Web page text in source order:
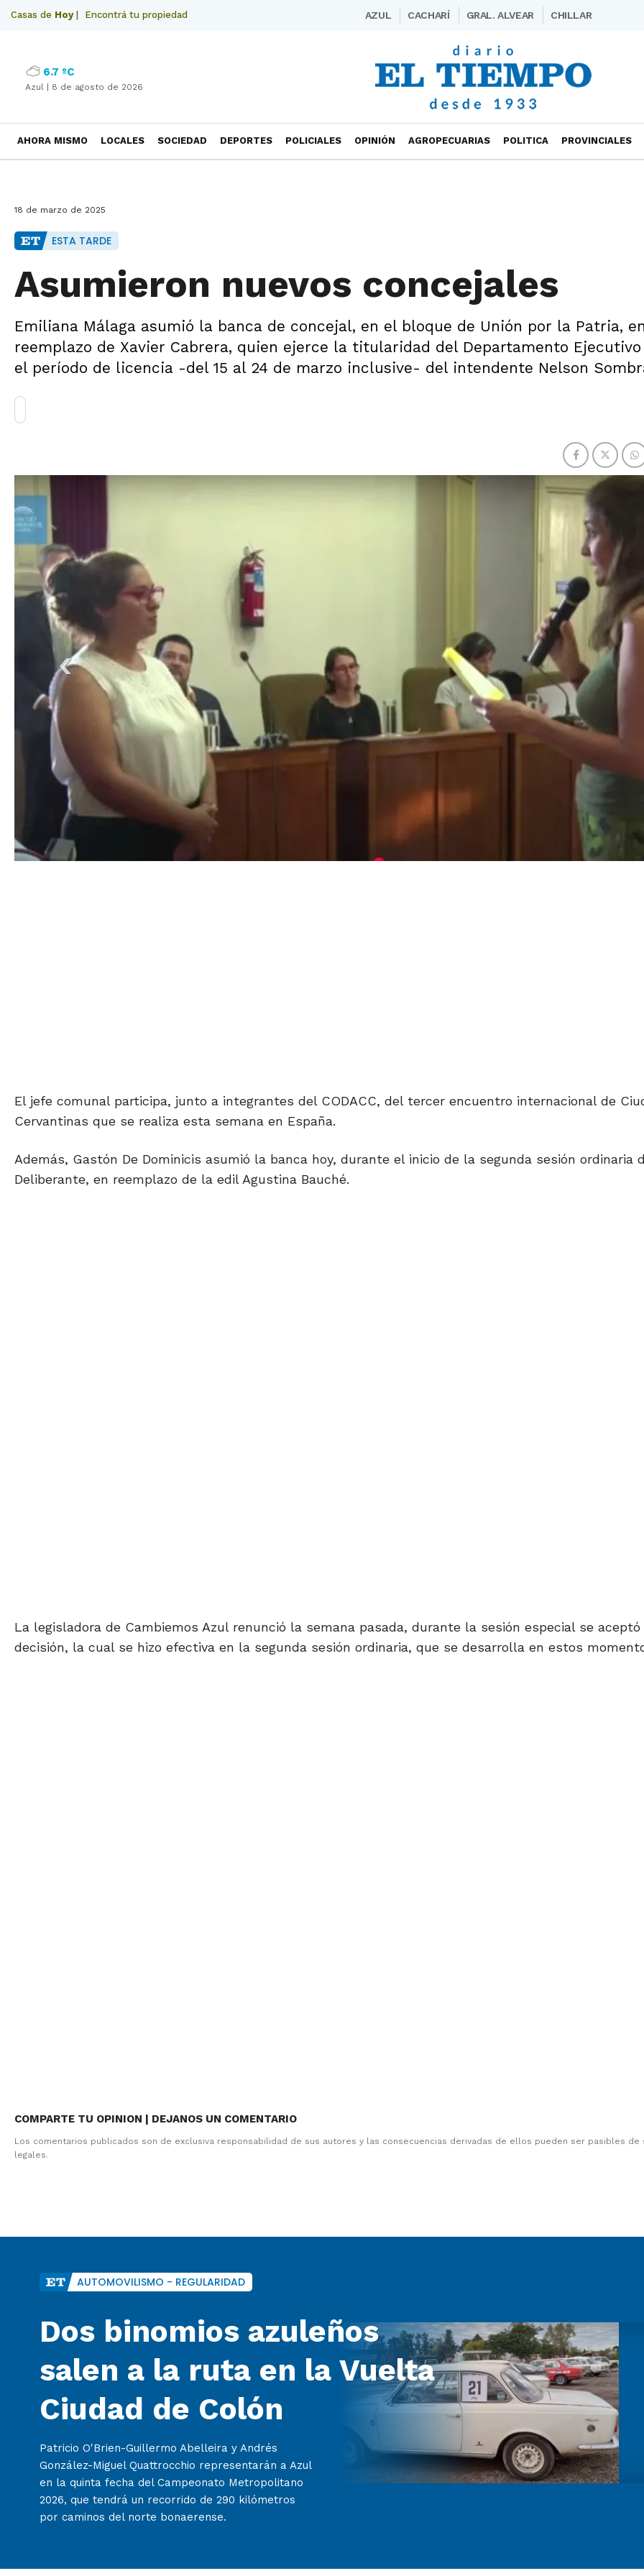
Casas de Hoy| Encontrá tu propiedad AZUL CACHARÍ GRAL. ALVEAR CHILLAR
6.7 ºC
Azul | 8 de agosto de 2026
AHORA MISMO LOCALES SOCIEDAD DEPORTES POLICIALES OPINIÓN AGROPECUARIAS POLITICA PROVINCIALES
18 de marzo de 2025
ESTA TARDE
Asumieron nuevos concejales
Emiliana Málaga asumió la banca de concejal, en el bloque de Unión por la Patria, en
reemplazo de Xavier Cabrera, quien ejerce la titularidad del Departamento
el período de licencia -del 15 al 24 de marzo inclusive- del intendente Nelson
El jefe comunal participa, junto a integrantes del CODACC, del tercer encuentro internacional de
Cervantinas que se realiza esta semana en España.
Además, Gastón De Dominicis asumió la banca hoy, durante el inicio de la segunda sesión ordinaria
Deliberante, en reemplazo de la edil Agustina Bauché.
La legisladora de Cambiemos Azul renunció la semana pasada, durante la sesión especial se aceptó
decisión, la cual se hizo efectiva en la segunda sesión ordinaria, que se desarrolla en estos
COMPARTE TU OPINION | DEJANOS UN COMENTARIO
Los comentarios publicados son de exclusiva responsabilidad de sus autores y las consecuencias derivadas de ellos pueden ser pasibles de
legales.
AUTOMOVILISMO - REGULARIDAD
Dos binomios azuleños
salen a la ruta en la Vuelta
Ciudad de Colón
Patricio O'Brien-Guillermo Abelleira y Andrés
González-Miguel Quattrocchio representarán a Azul
en la quinta fecha del Campeonato Metropolitano
2026, que tendrá un recorrido de 290 kilómetros
por caminos del norte bonaerense.